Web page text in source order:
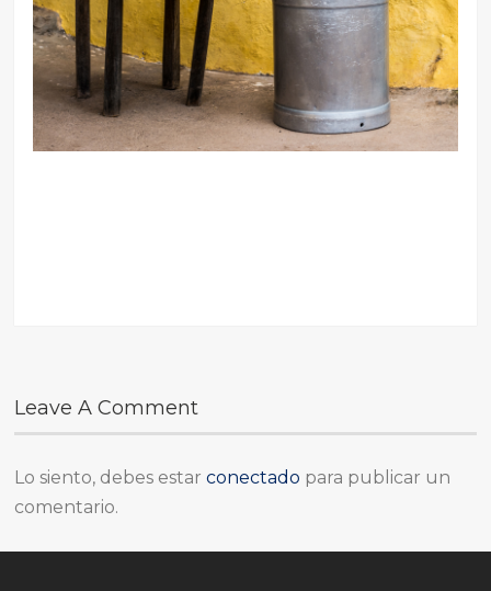
Leave A Comment
Lo siento, debes estarconectado para publicar un
comentario.